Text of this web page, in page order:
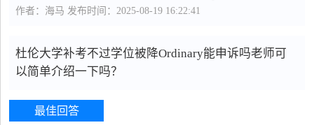
作者：海马 发布时间：2025-08-19 16:22:41
杜伦大学补考不过学位被降Ordinary能申诉吗老师可
以简单介绍一下吗？
最佳回答